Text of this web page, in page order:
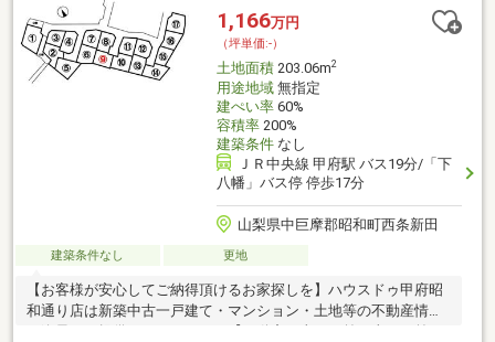
きを一貫し完結できるよう当店舗はワンストップサービスという
独自のサービスをご提供しております。豊富な経験、専門知識を
元に最適な物件・資金提案を致します。是非お気軽にご相談下さ
い！
1,166万円
（坪単価:-）
土地面積203.06m2
用途地域無指定
建ぺい率60%
容積率200%
建築条件なし
ＪＲ中央線 甲府駅 バス19分/「下
八幡」バス停 停歩17分
山梨県中巨摩郡昭和町西条新田
建築条件なし 更地
【お客様が安心してご納得頂けるお家探しを】ハウスドゥ甲府昭
和通り店は新築中古一戸建て・マンション・土地等の不動産情報
を逸早くご提供しております。【不動産の当たり前を当たり前に